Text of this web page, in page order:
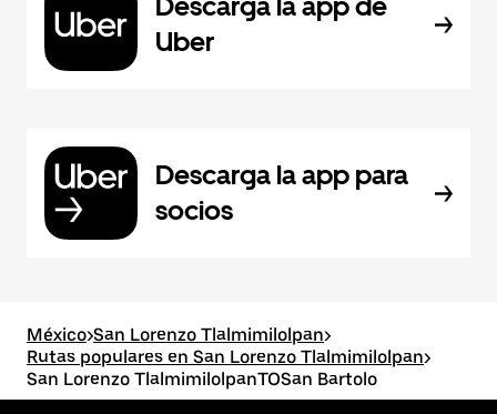
Uber
Descarga la app para
socios
México>San Lorenzo Tlalmimilolpan>
Rutas populares en San Lorenzo Tlalmimilolpan>
San Lorenzo TlalmimilolpanTOSan Bartolo